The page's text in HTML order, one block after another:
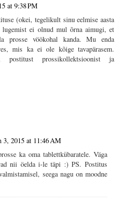
at 9:38 PM
(okei, tegelikult sinu eelmise aasta
lugemist ei olnud mul õrna aimugi, et
prosse vöökohal kanda. Mu enda
mis ka ei ole kõige tavapärasem.
postitust prossikollektsioonist ja
3, 2015 at 11:46 AM
ka oma tablettkübaratele. Väga
nii öelda i-le täpi :) PS. Postitus
seega nagu on moodne